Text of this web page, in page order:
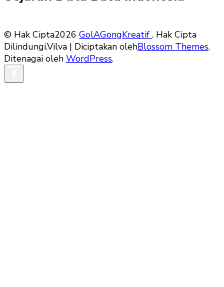
© Hak Cipta2026 GolAGongKreatif . Hak Cipta
Dilindungi.Vilva | Diciptakan olehBlossom Themes.
Ditenagai oleh WordPress.